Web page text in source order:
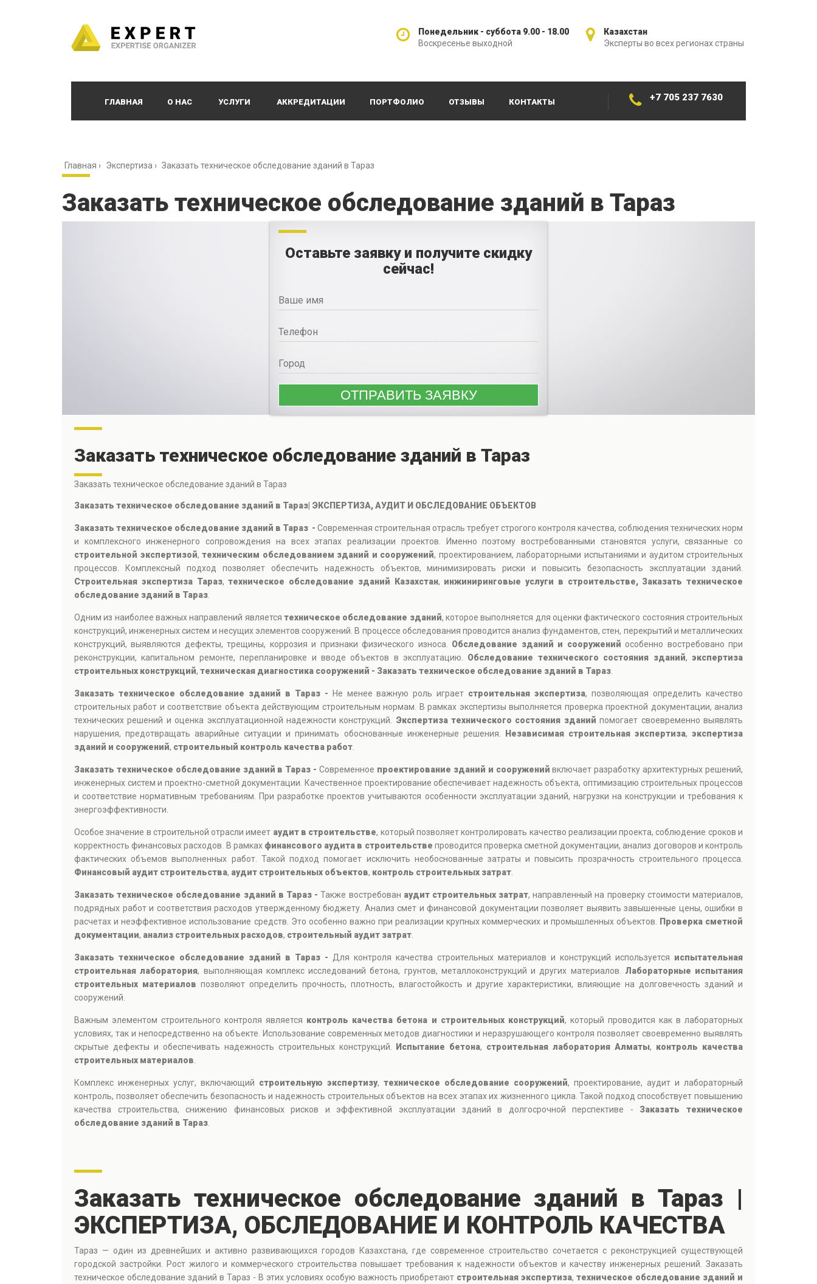
Казахстан
Эксперты во всех регионах страны
Понедельник - суббота 9.00 - 18.00
Воскресенье выходной
ГЛАВНАЯ О НАС УСЛУГИ АККРЕДИТАЦИИ ПОРТФОЛИО ОТЗЫВЫ КОНТАКТЫ +7 705 237 7630
Главная › Экспертиза › Заказать техническое обследование зданий в Тараз
Заказать техническое обследование зданий в Тараз
Оставьте заявку и получите скидку
сейчас!
Заказать техническое обследование зданий в Тараз
Заказать техническое обследование зданий в Тараз
Заказать техническое обследование зданий в Тараз| ЭКСПЕРТИЗА, АУДИТ И ОБСЛЕДОВАНИЕ ОБЪЕКТОВ
Заказать техническое обследование зданий в Тараз - Современная строительная отрасль требует строгого контроля качества, соблюдения технических норм
и комплексного инженерного сопровождения на всех этапах реализации проектов. Именно поэтому востребованными становятся услуги, связанные со
строительной экспертизой, техническим обследованием зданий и сооружений, проектированием, лабораторными испытаниями и аудитом строительных
процессов. Комплексный подход позволяет обеспечить надежность объектов, минимизировать риски и повысить безопасность эксплуатации зданий.
Строительная экспертиза Тараз,техническое обследование зданий Казахстан, инжиниринговые услуги в строительстве, Заказать техническое
обследование зданий в Тараз
Одним из наиболее важных направлений является техническое обследование зданий, которое выполняется для оценки фактического состояния строительных
конструкций, инженерных систем и несущих элементов сооружений. В процессе обследования проводится анализ фундаментов, стен, перекрытий и металлических
конструкций, выявляются дефекты, трещины, коррозия и признаки физического износа. Обследование зданий и сооружений особенно востребовано при
реконструкции, капитальном ремонте, перепланировке и вводе объектов в эксплуатацию. Обследование технического состояния зданий,экспертиза
строительных конструкций, техническая диагностика сооружений - Заказать техническое обследование зданий в Тараз
Заказать техническое обследование зданий в Тараз - Не менее важную роль играет строительная экспертиза, позволяющая определить качество
строительных работ и соответствие объекта действующим строительным нормам. В рамках экспертизы выполняется проверка проектной документации, анализ
технических решений и оценка эксплуатационной надежности конструкций. Экспертиза технического состояния зданий помогает своевременно выявлять
нарушения, предотвращать аварийные ситуации и принимать обоснованные инженерные решения.
Независимая строительная экспертиза,экспертиза
зданий и сооружений, строительный контроль качества работ
Заказать техническое обследование зданий в Тараз -Современное проектирование зданий и сооружений включает разработку архитектурных решений,
инженерных систем и проектно-сметной документации. Качественное проектирование обеспечивает надежность объекта, оптимизацию строительных процессов
и соответствие нормативным требованиям. При разработке проектов учитываются особенности эксплуатации зданий, нагрузки на конструкции и требования к
энергоэффективности.
Особое значение в строительной отрасли имеет аудит в строительстве, который позволяет контролировать качество реализации проекта, соблюдение сроков и
корректность финансовых расходов. В рамках финансового аудита в строительстве проводится проверка сметной документации, анализ договоров и контроль
фактических объемов выполненных работ. Такой подход помогает исключить необоснованные затраты и повысить прозрачность строительного процесса.
Финансовый аудит строительства, аудит строительных объектов, контроль строительных затрат
Заказать техническое обследование зданий в Тараз -Также востребован аудит строительных затрат, направленный на проверку стоимости материалов,
подрядных работ и соответствия расходов утвержденному бюджету. Анализ смет и финансовой документации позволяет выявить завышенные цены, ошибки в
расчетах и неэффективное использование средств. Это особенно важно при реализации крупных коммерческих и промышленных объектов.
Проверка сметной
документации, анализ строительных расходов, строительный аудит затрат
Заказать техническое обследование зданий в Тараз - Для контроля качества строительных материалов и конструкций используется испытательная
строительная лаборатория, выполняющая комплекс исследований бетона, грунтов, металлоконструкций и других материалов. Лабораторные испытания
строительных материалов позволяют определить прочность, плотность, влагостойкость и другие характеристики, влияющие на долговечность зданий и
сооружений.
Важным элементом строительного контроля является контроль качества бетона и строительных конструкций, который проводится как в лабораторных
условиях, так и непосредственно на объекте. Использование современных методов диагностики и неразрушающего контроля позволяет своевременно выявлять
скрытые дефекты и обеспечивать надежность строительных конструкций.
Испытание бетона, строительная лаборатория Алматы, контроль качества
строительных материалов
Комплекс инженерных услуг, включающий строительную экспертизу, техническое обследование сооружений, проектирование, аудит и лабораторный
контроль, позволяет обеспечить безопасность и надежность строительных объектов на всех этапах их жизненного цикла. Такой подход способствует повышению
качества строительства, снижению финансовых рисков и эффективной эксплуатации зданий в долгосрочной перспективе - Заказать техническое
обследование зданий в Тараз
Заказать техническое обследование зданий в Тараз |
ЭКСПЕРТИЗА, ОБСЛЕДОВАНИЕ И КОНТРОЛЬ КАЧЕСТВА
Тараз — один из древнейших и активно развивающихся городов Казахстана, где современное строительство сочетается с реконструкцией существующей
городской застройки. Рост жилого и коммерческого строительства повышает требования к надежности объектов и качеству инженерных решений. Заказать
техническое обследование зданий в Тараз - В этих условиях особую важность приобретают строительная экспертиза, техническое обследование зданий и